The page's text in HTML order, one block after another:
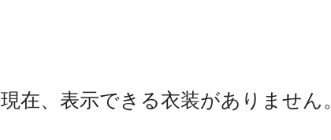
現在、表示できる衣装がありません。